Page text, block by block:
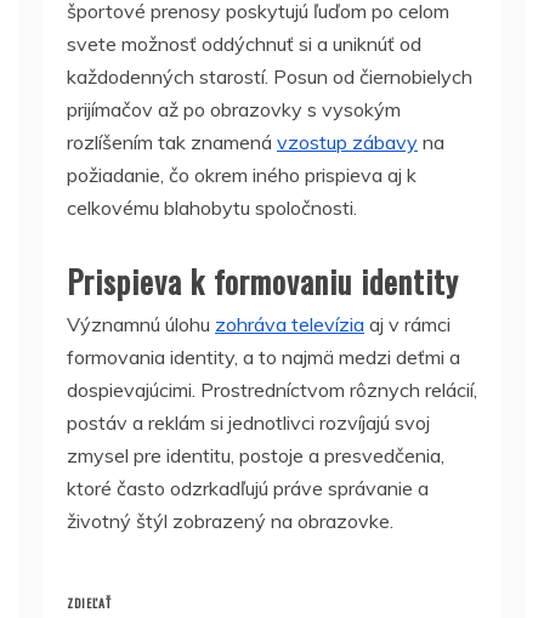
športové prenosy poskytujú ľuďom po celom
svete možnosť oddýchnuť si a uniknúť od
každodenných starostí. Posun od čiernobielych
prijímačov až po obrazovky s vysokým
rozlíšením tak znamená vzostup zábavy na
požiadanie, čo okrem iného prispieva aj k
celkovému blahobytu spoločnosti.
Prispieva k formovaniu identity
Významnú úlohu zohráva televízia aj v rámci
formovania identity, a to najmä medzi deťmi a
dospievajúcimi. Prostredníctvom rôznych relácií,
postáv a reklám si jednotlivci rozvíjajú svoj
zmysel pre identitu, postoje a presvedčenia,
ktoré často odzrkadľujú práve správanie a
životný štýl zobrazený na obrazovke.
ZDIEĽAŤ